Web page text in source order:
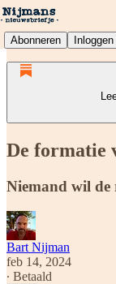
Abonneren Inloggen
De formatie
Niemand wil de
Bart Nijman
feb 14, 2024
∙ Betaald